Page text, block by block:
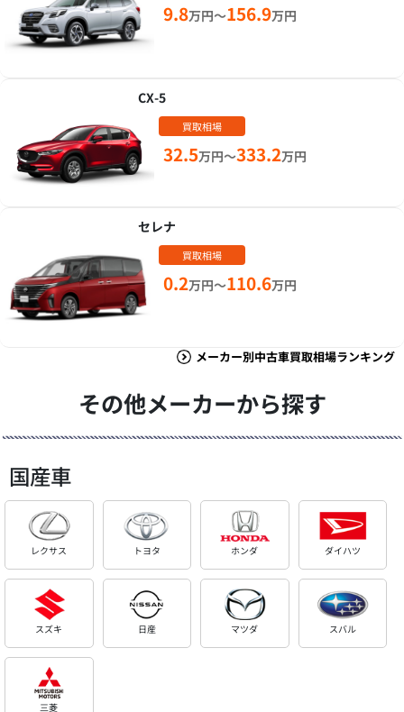
9.8万円～156.9万円
CX-5
買取相場
32.5万円～333.2万円
セレナ
買取相場
0.2万円～110.6万円
メーカー別中古車買取相場ランキング
その他メーカーから探す
国産車
レクサス トヨタ ホンダ ダイハツ
スズキ 日産 マツダ スバル
三菱